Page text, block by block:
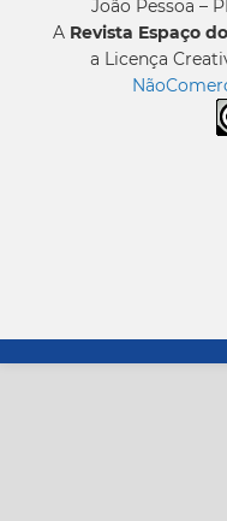
João Pessoa –
A Revista Espaço
a Licença